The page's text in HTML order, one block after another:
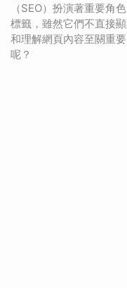
（SEO）扮演著重要角
標籤，雖然它們不直接
和理解網頁內容至關重
呢？